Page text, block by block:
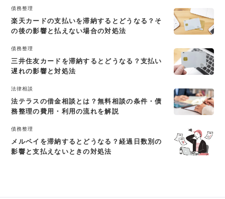
債務整理
楽天カードの支払いを滞納するとどうなる？そ
の後の影響と払えない場合の対処法
債務整理
三井住友カードを滞納するとどうなる？支払い
遅れの影響と対処法
法律相談
法テラスの借金相談とは？無料相談の条件・債
務整理の費用・利用の流れを解説
債務整理
メルペイを滞納するとどうなる？経過日数別の
影響と支払えないときの対処法